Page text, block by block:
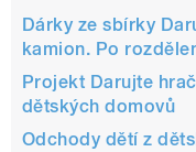
Dárky ze sbírky
kamion. Po
Projekt Darujte
dětských domovů
Odchody dětí z